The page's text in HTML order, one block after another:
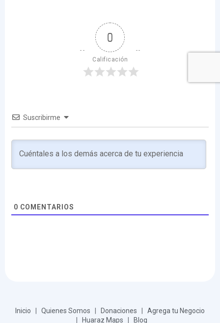
0
Calificación
Suscribirme
0 COMENTARIOS
Inicio Quienes Somos Donaciones
Agrega tu Negocio
Huaraz Maps Blog